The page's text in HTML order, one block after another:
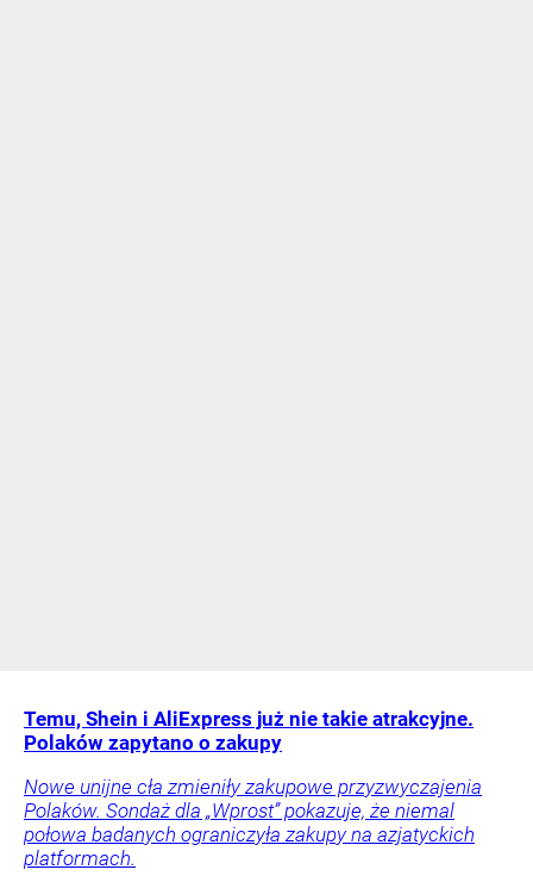
Temu, Shein i AliExpress już nie takie atrakcyjne.
Polaków zapytano o zakupy
Nowe unijne cła zmieniły zakupowe przyzwyczajenia
Polaków. Sondaż dla „Wprost” pokazuje, że niemal
połowa badanych ograniczyła zakupy na azjatyckich
platformach.